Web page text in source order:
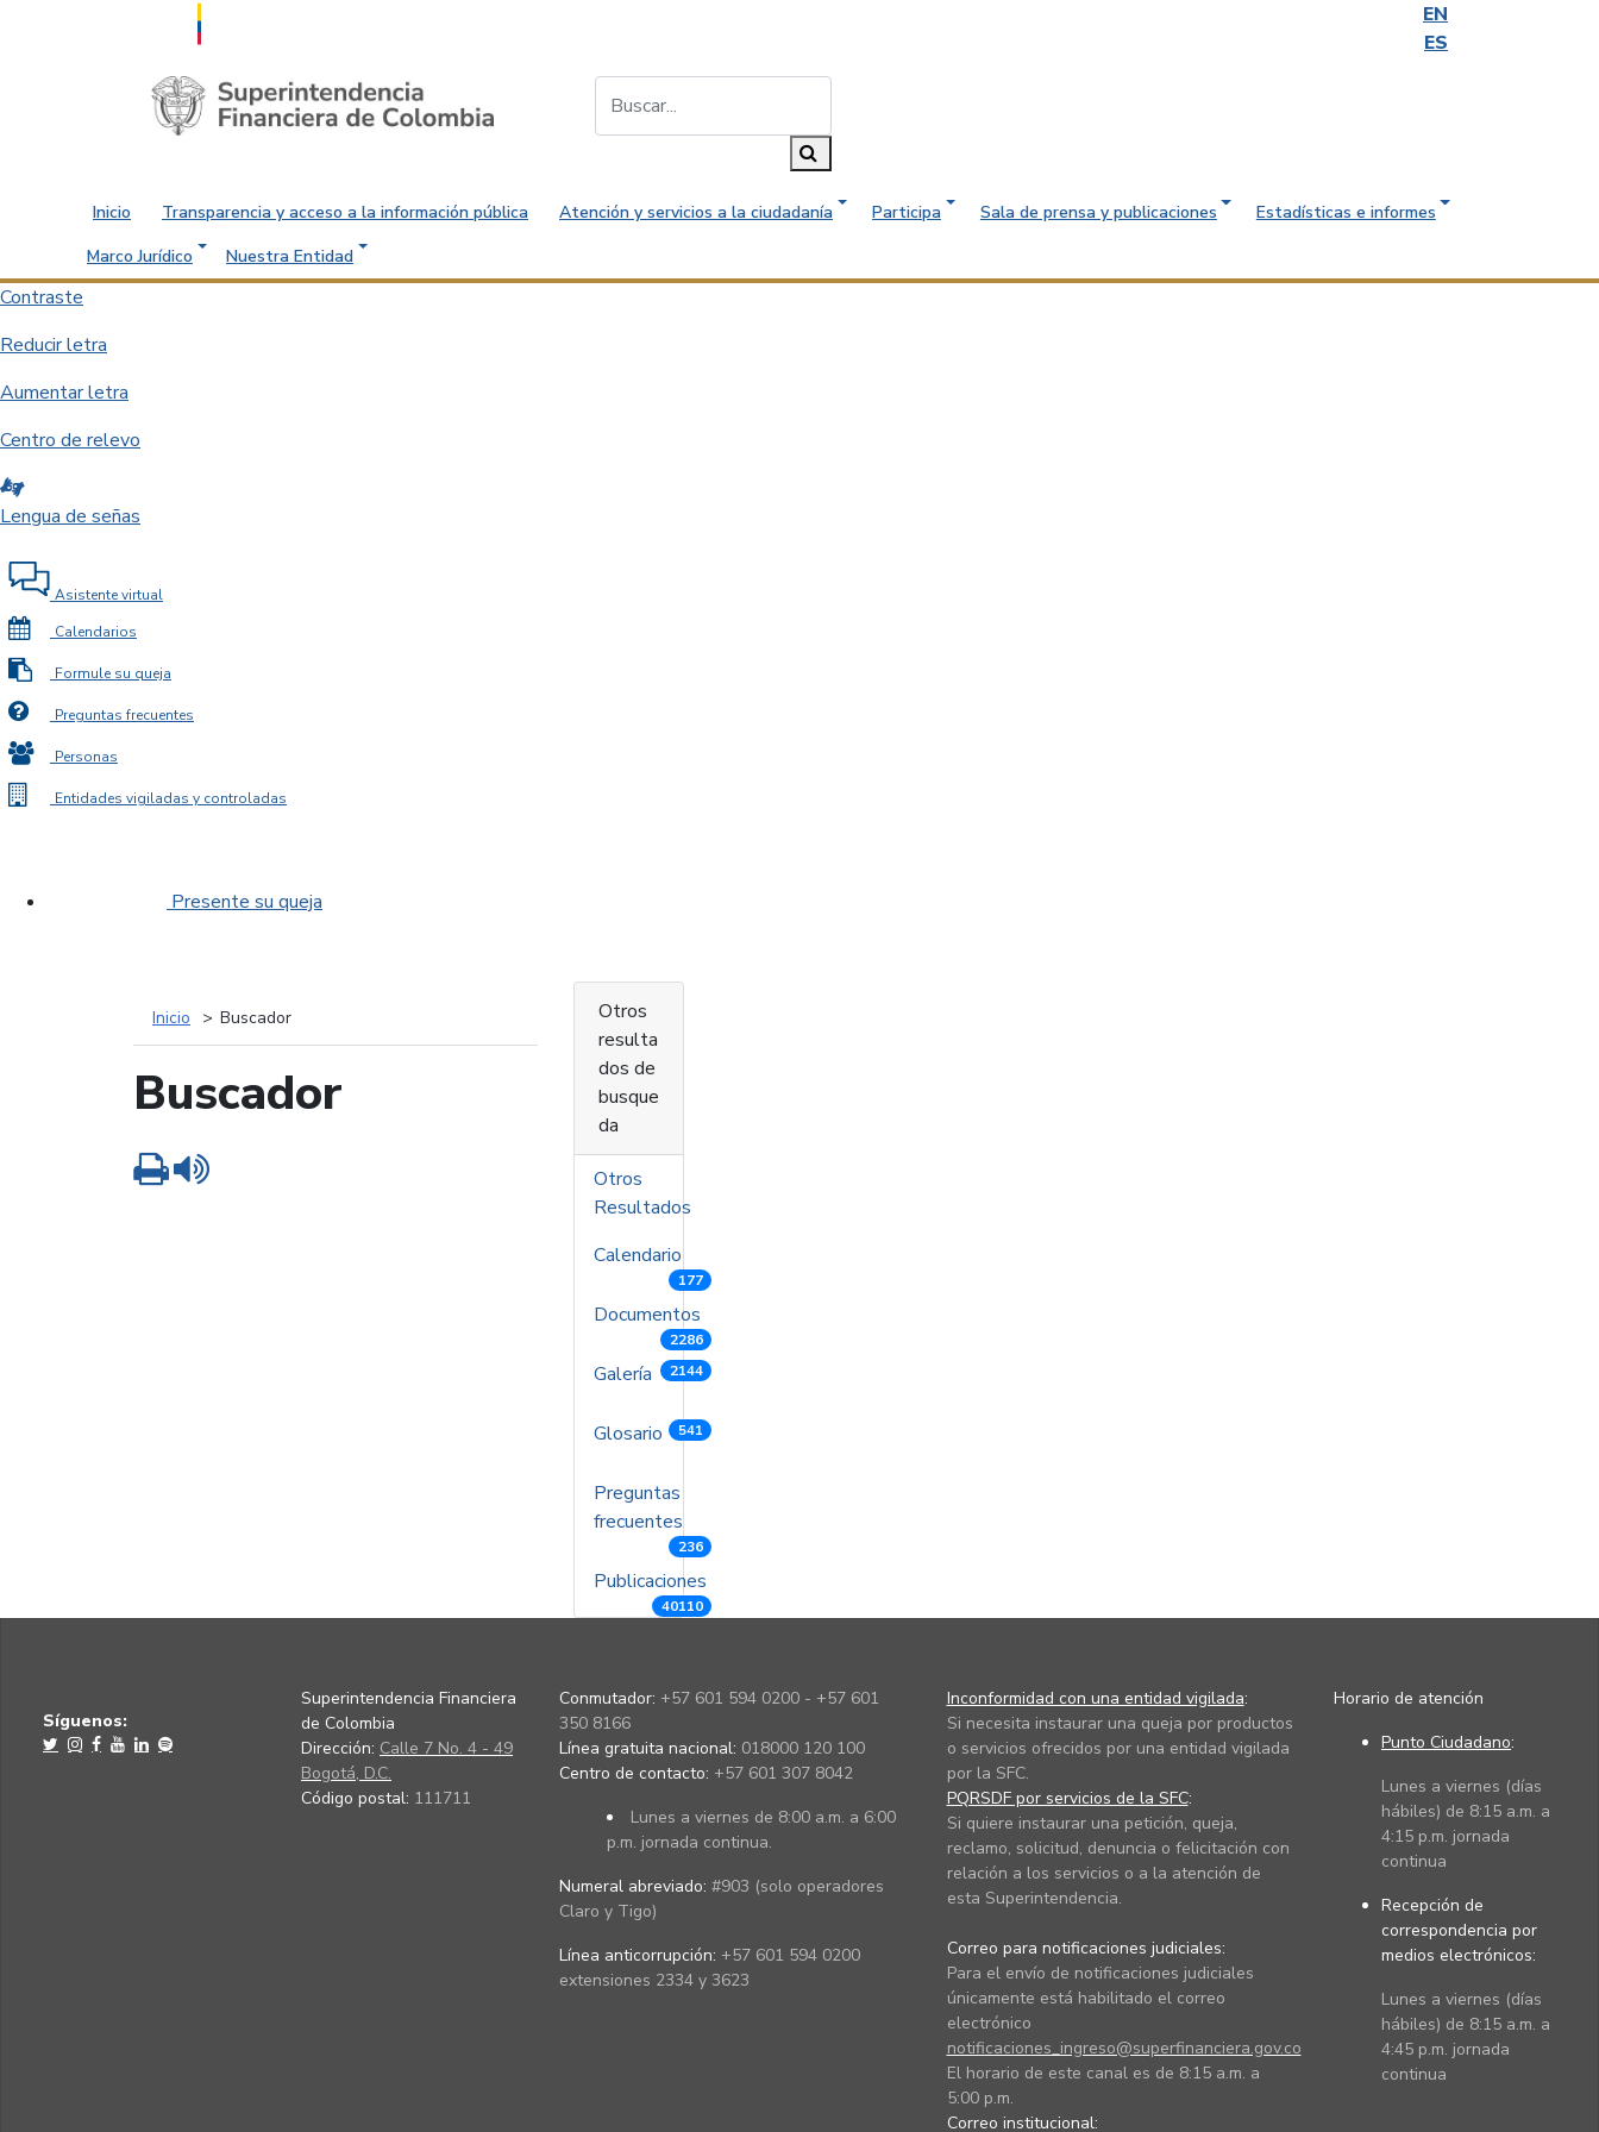
EN
ES
Saltar al contenido principal
Inicio Transparencia y acceso a la información pública Atención y servicios a la ciudadanía Participa Sala de prensa y publicaciones
Estadísticas e informes
Marco Jurídico
Nuestra Entidad
Contraste
Reducir letra
Aumentar letra
Centro de relevo
Lengua de señas
Asistente virtual
Calendarios
Formule su queja
Preguntas frecuentes
Personas
Entidades vigiladas y controladas
Presente su queja
Inicio Buscador
Buscador
Imprimir
Otros
resulta
dos de
busque
da
Otros
Resultados
Calendario
177
Documentos
2286
Galería 2144
Glosario 541
Preguntas
frecuentes
236
Publicaciones
40110
Síguenos:
Superintendencia Financiera
de Colombia
Dirección: Calle 7 No. 4 - 49
Bogotá, D.C.
Código postal: 111711
Conmutador: +57 601 594 0200 - +57 601
350 8166
Línea gratuita nacional: 018000 120 100
Centro de contacto: +57 601 307 8042
Lunes a viernes de 8:00 a.m. a 6:00
p.m. jornada continua.
Numeral abreviado: #903 (solo operadores
Claro y Tigo)
Línea anticorrupción: +57 601 594 0200
extensiones 2334 y 3623
Inconformidad con una entidad vigilada:
Si necesita instaurar una queja por productos
o servicios ofrecidos por una entidad vigilada
por la SFC.
PQRSDF por servicios de la SFC:
Si quiere instaurar una petición, queja,
reclamo, solicitud, denuncia o felicitación con
relación a los servicios o a la atención de
esta Superintendencia.
Correo para notificaciones judiciales:
Para el envío de notificaciones judiciales
únicamente está habilitado el correo
electrónico
notificaciones_ingreso@superfinanciera.gov.co
El horario de este canal es de 8:15 a.m. a
5:00 p.m.
Correo institucional:
Horario de atención
Punto Ciudadano:
Lunes a viernes (días
hábiles) de 8:15 a.m. a
4:15 p.m. jornada
continua
Recepción de
correspondencia por
medios electrónicos:
Lunes a viernes (días
hábiles) de 8:15 a.m. a
4:45 p.m. jornada
continua